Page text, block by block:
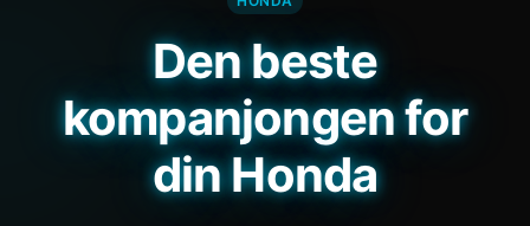
Den beste
kompanjongen for
din Honda